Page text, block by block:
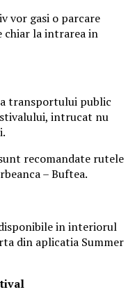
vor gasi o parcare
chiar la intrarea in
transportului public
intrucat nu
recomandate rutele
– Buftea.
in interiorul
din aplicatia Summer